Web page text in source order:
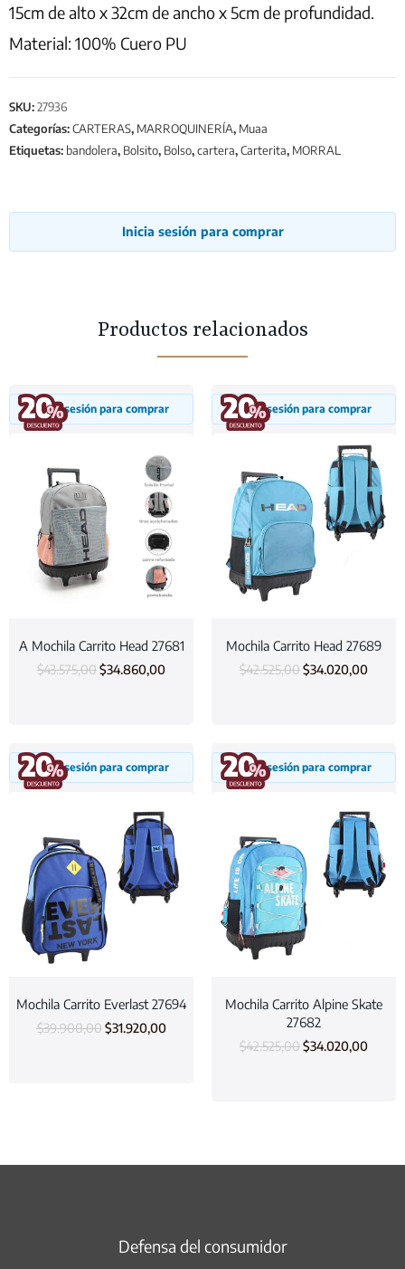
15cm de alto x 32cm de ancho x 5cm de profundidad.
Material: 100% Cuero PU
SKU:27936
Categorías:CARTERAS, MARROQUINERÍA, Muaa
Etiquetas: bandolera, Bolsito, Bolso,cartera,Carterita, MORRAL
Inicia sesión para comprar
Productos relacionados
Inicia sesión para comprar
A Mochila Carrito Head 27681
$43.575,00$34.860,00
Inicia sesión para comprar
Mochila Carrito Head 27689
$42.525,00$34.020,00
Inicia sesión para comprar
Mochila Carrito Everlast 27694
$39.900,00 $31.920,00
Inicia sesión para comprar
Mochila Carrito Alpine Skate
27682
$42.525,00$34.020,00
Defensa del consumidor